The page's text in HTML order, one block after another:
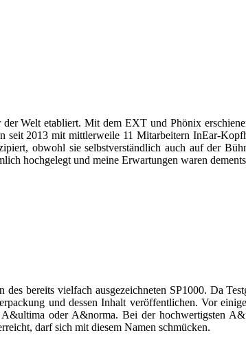
Welt etabliert. Mit dem EXT und Phönix
2013 mit mittlerweile 11 Mitarbeitern InEar-
obwohl sie selbstverständlich auch auf der
hochgelegt und meine Erwartungen waren
bereits vielfach ausgezeichneten SP1000. Da
und dessen Inhalt veröffentlichen. Vor
oder A&norma. Bei der hochwertigsten
darf sich mit diesem Namen schmücken.